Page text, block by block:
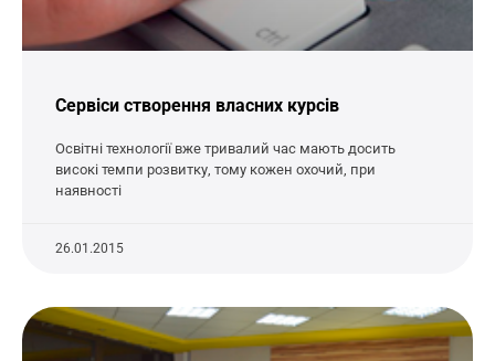
Сервіси створення власних курсів
Освітні технології вже тривалий час мають досить
високі темпи розвитку, тому кожен охочий, при
наявності
26.01.2015